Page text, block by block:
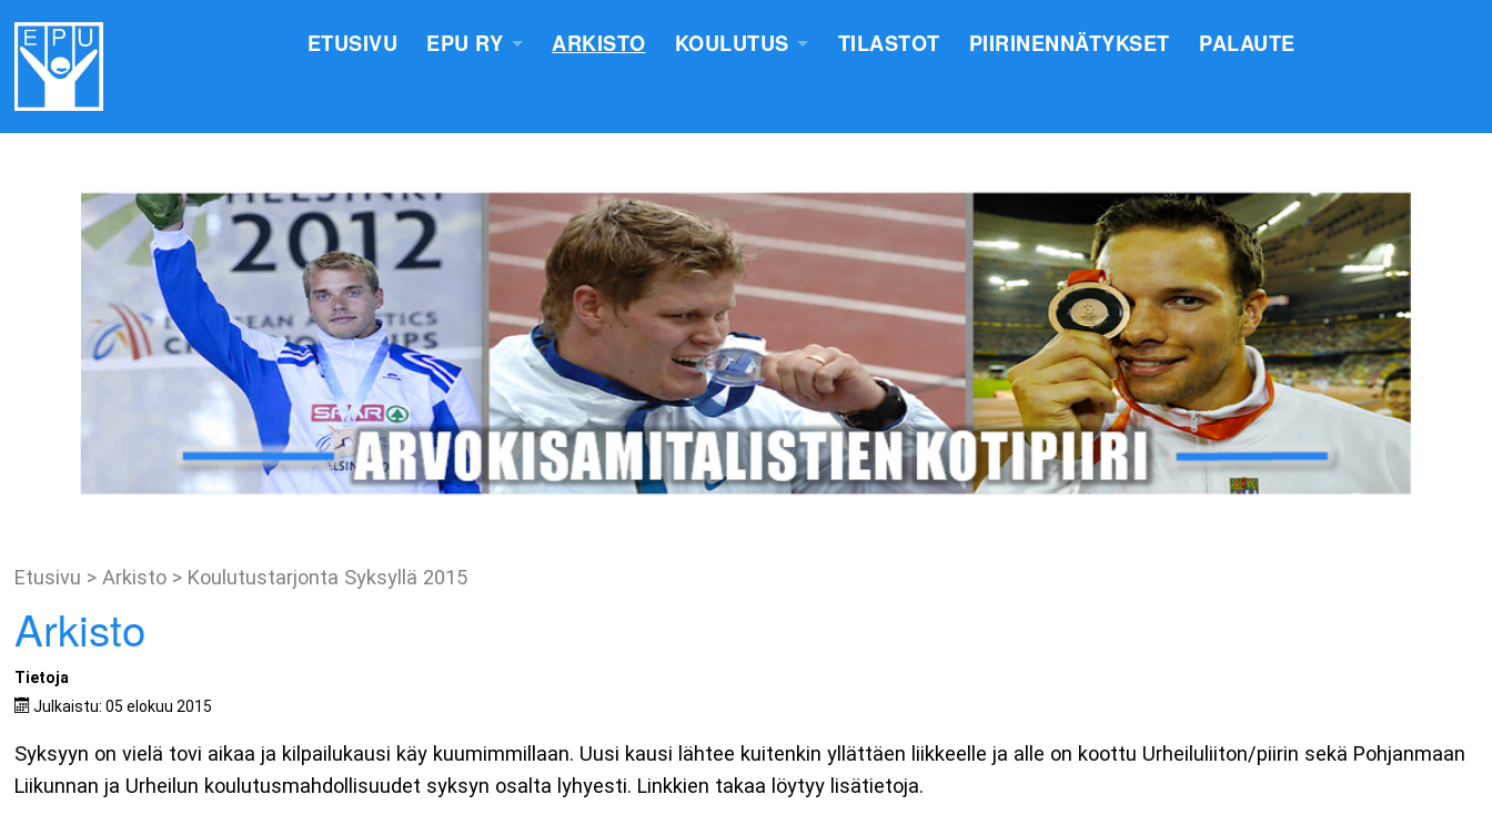
ETUSIVU
EPU RY
VALIOKUNNAT JA TIIMIT
TOIMINTASUUNNITELMA
ARVOMERKKIEN ANOMINEN
EPU:N SÄÄNNÖT
SUOMI100V - EPN YU
TOIMINTAKERTOMUKSET
EPU:N PÖYTÄSTANDAARIN SAANEET
KIRJAUTUMINEN
ARKISTO
KOULUTUS
LASTEN VALMENTAJATUTKINTO
LÄHETTÄJÄKOULUTUS
VALMENTAJAKOULUTUS
PIIRILEIRITYS
TILASTOT PIIRINENNÄTYKSET PALAUTE
Etusivu > Arkisto > Koulutustarjonta Syksyllä 2015
Arkisto
Tietoja
Julkaistu: 05 elokuu 2015
Syksyyn on vielä tovi aikaa ja kilpailukausi käy kuumimmillaan. Uusi kausi lähtee kuitenkin yllättäen liikkeelle ja alle on koottu Urheiluliiton/piirin sekä Pohjanmaan
Liikunnan ja Urheilun koulutusmahdollisuudet syksyn osalta lyhyesti. Linkkien takaa löytyy lisätietoja.